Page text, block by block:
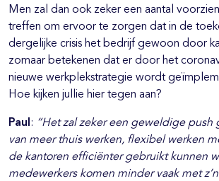
Men zal dan ook zeker een aantal
treffen om ervoor te zorgen dat in de
dergelijke crisis het bedrijf gewoon door
zomaar betekenen dat er door het
nieuwe werkplekstrategie wordt
Hoe kijken jullie hier tegen aan?
Paul : “Het zal zeker een geweldige push
van meer thuis werken, flexibel werken
de kantoren efficiënter gebruikt kunnen
medewerkers komen minder vaak met